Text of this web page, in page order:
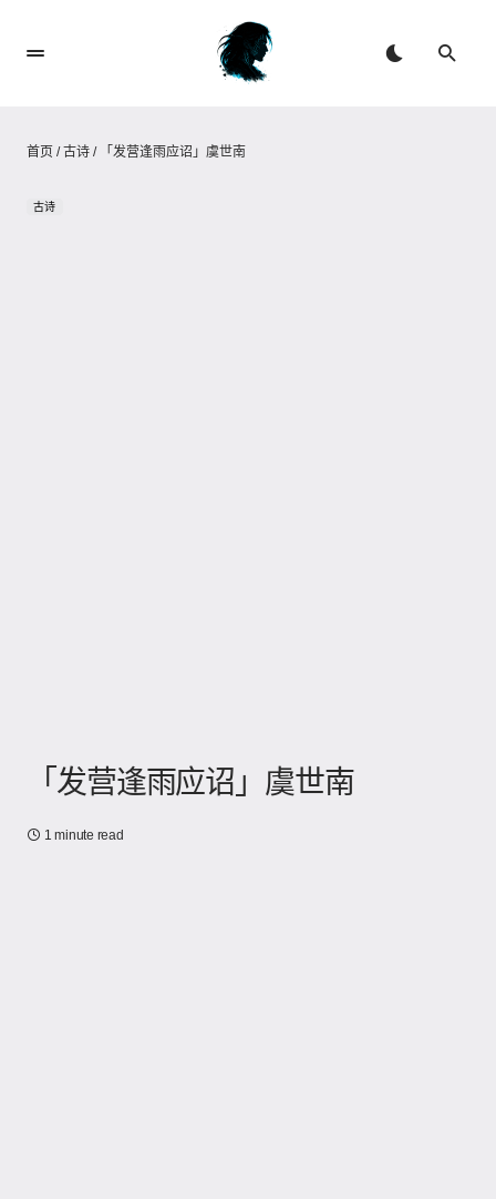
首页 /古诗 / 「发营逢雨应诏」虞世南
古诗
「发营逢雨应诏」虞世南
1 minute read